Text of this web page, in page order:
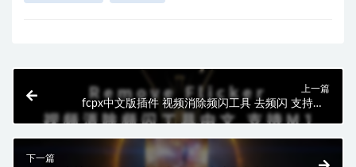
上一篇
fcpx中文版插件 视频消除频闪工具 去频闪 支持M1
Remove Flicker
下一篇